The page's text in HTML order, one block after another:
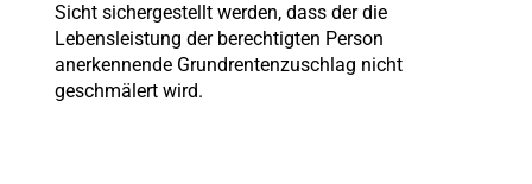
Sicht sichergestellt werden, dass der die
Lebensleistung der berechtigten Person
anerkennende Grundrentenzuschlag nicht
geschmälert wird.